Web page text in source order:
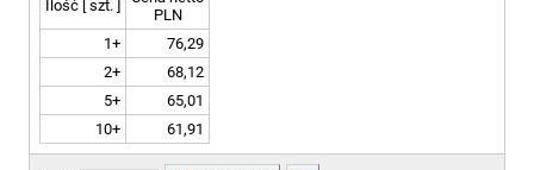
Ilość [ szt. ]
PLN
1+
76,29
2+
68,12
5+
65,01
10+
61,91